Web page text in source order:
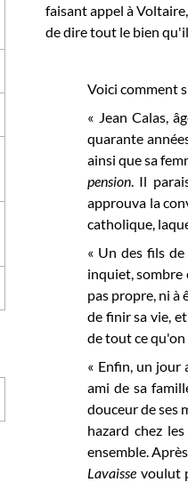
faisant appel à
de dire tout le bien
Voici comment
« Jean Calas,
quarante
ainsi que sa
pension . Il
approuva la
catholique,
« Un des fils de
inquiet, sombre
pas propre, ni
de finir sa vie,
de tout ce qu'on
« Enfin, un jour
ami de sa
douceur de ses
hazard chez
ensemble.
Lavaisse voulut